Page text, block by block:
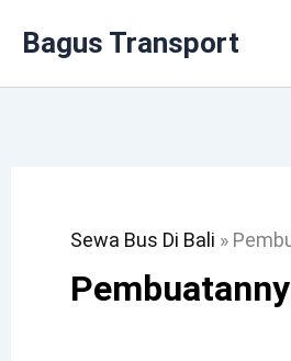
Bagus Transport
Sewa Bus Di Bali »